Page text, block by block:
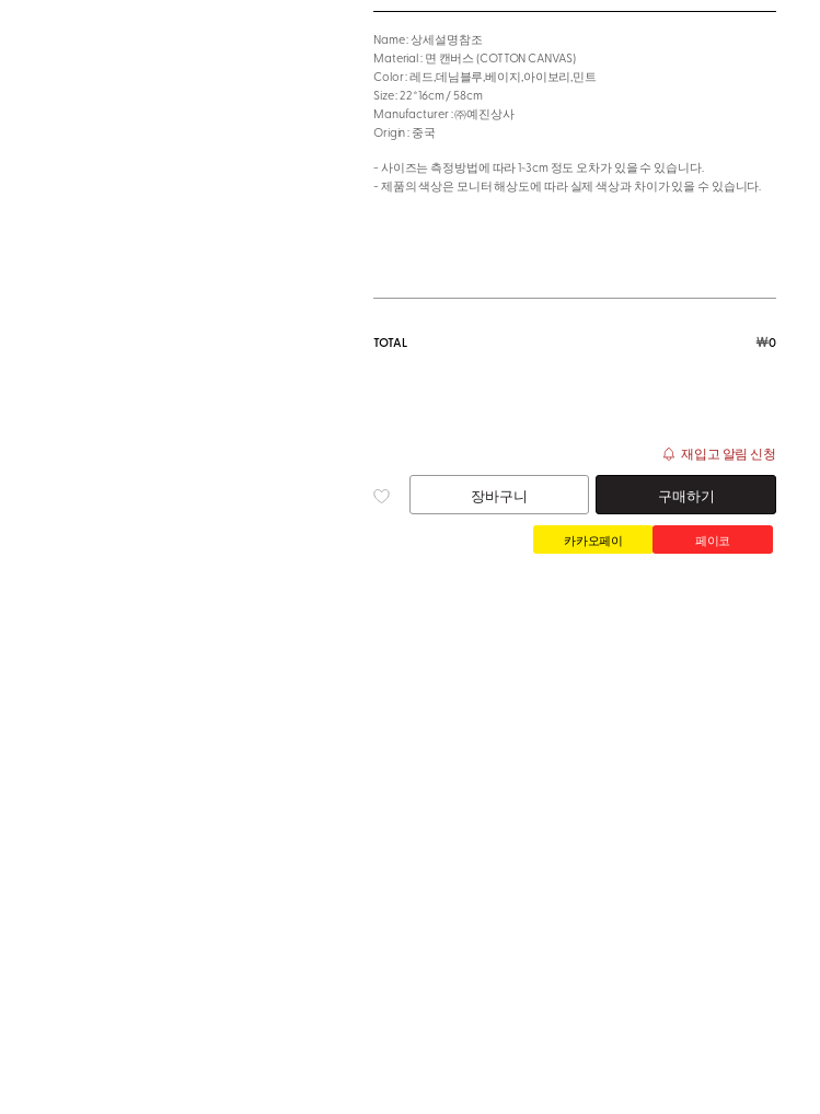
Name : 상세설명참조
Material : 면 캔버스 (COTTON CANVAS)
Color : 레드,데님블루,베이지,아이보리,민트
Size : 22*16cm / 58cm
Manufacturer : ㈜예진상사
Origin : 중국
- 사이즈는 측정방법에 따라 1~3cm 정도 오차가 있을 수 있습니다.
- 제품의 색상은 모니터 해상도에 따라 실제 색상과 차이가 있을 수 있습니다.
TOTAL ￦0
재입고 알림 신청
장바구니 구매하기